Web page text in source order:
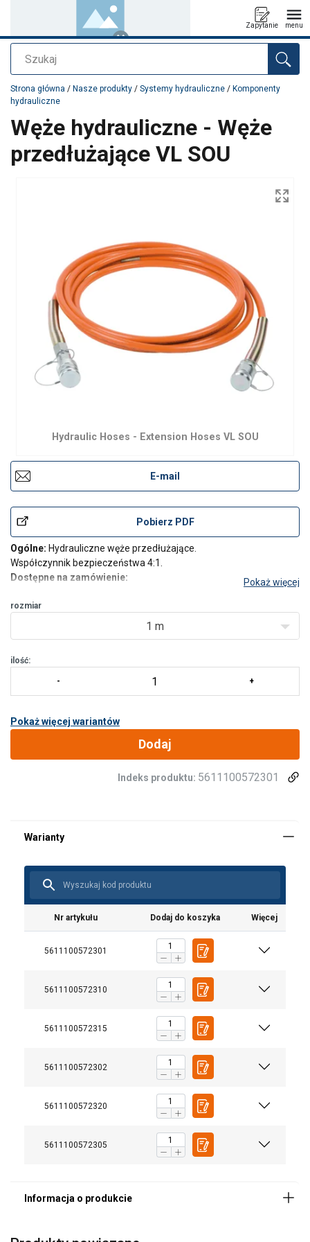
Szukaj
Zapytanie menu
Dodano do zapytania
Strona główna / Nasze produkty / Systemy hydrauliczne / Komponenty
hydrauliczne
Węże hydrauliczne - Węże
przedłużające VL SOU
Hydraulic Hoses - Extension Hoses VL SOU
E-mail
Pobierz PDF
Ogólne: Hydrauliczne węże przedłużające.
Współczynnik bezpieczeństwa 4:1.
Dostępne na zamówienie:
- Inny kolor.
Pokaż więcej
rozmiar
1 m
ilość:
Pokaż więcej wariantów
Dodaj
Indeks produktu: 5611100572301
Nr artykułu Dodaj do koszyka Więcej
5611100572301
5611100572310
5611100572315
5611100572302
5611100572320
5611100572305